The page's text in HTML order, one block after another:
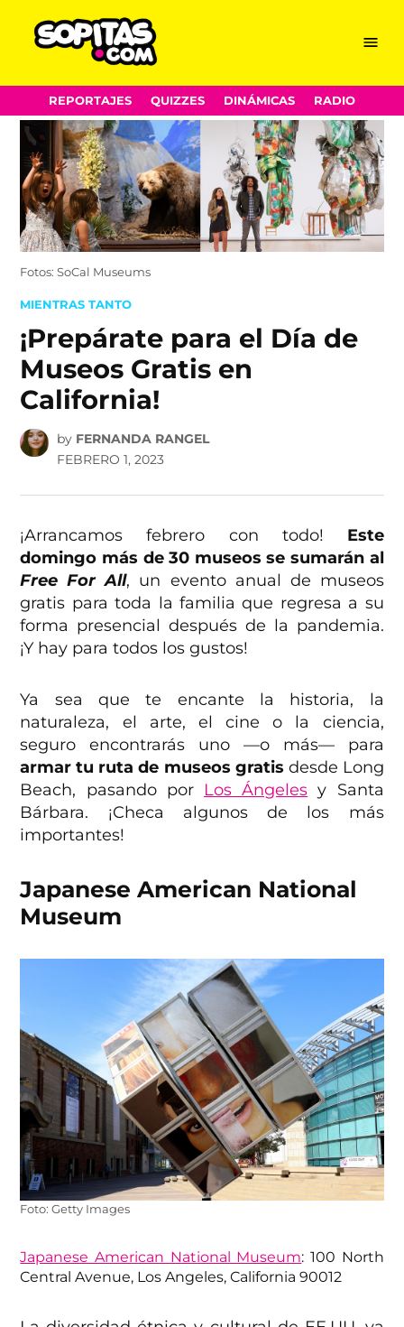
Skip
to
content
Menu
REPORTAJES QUIZZES DINÁMICAS RADIO
Fotos: SoCal Museums
POSTED
MIENTRAS TANTO
¡Prepárate para el Día de
Museos Gratis en
California!
by FERNANDA RANGEL
FEBRERO 1, 2023
¡Arrancamos febrero con todo! Este
domingo más de 30 museos se sumarán al
Free For All, un evento anual de museos
gratis para toda la familia que regresa a su
forma presencial después de la pandemia.
¡Y hay para todos los gustos!
Ya sea que te encante la historia, la
naturaleza, el arte, el cine o la ciencia,
seguro encontrarás uno —o más— para
armar tu ruta de museos gratis desde Long
Beach, pasando por Los Ángeles y Santa
Bárbara. ¡Checa algunos de los más
importantes!
Japanese American National
Museum
Foto: Getty Images
Japanese American National Museum: 100 North
Central Avenue, Los Angeles, California 90012